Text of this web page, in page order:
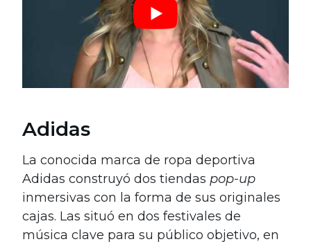
Adidas
La conocida marca de ropa deportiva
Adidas construyó dos tiendas pop-up
inmersivas con la forma de sus originales
cajas. Las situó en dos festivales de
música clave para su público objetivo, en